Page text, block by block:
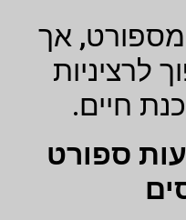
מספורט, אך
לרציניות
חיים.
ספורט